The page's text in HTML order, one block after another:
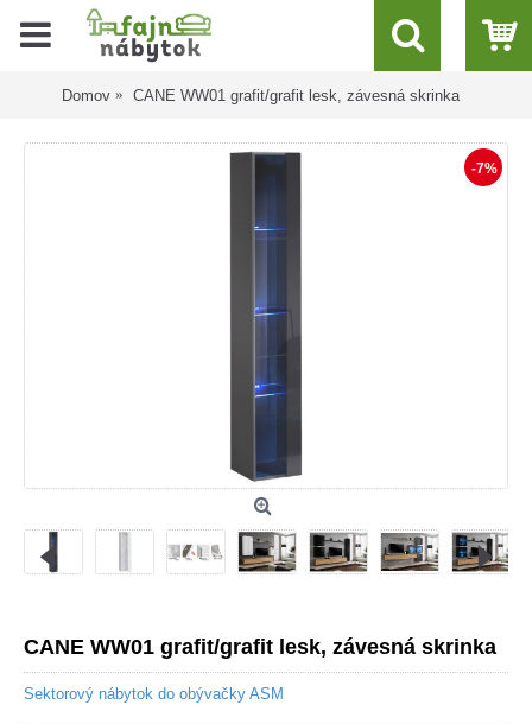
Domov CANE WW01 grafit/grafit lesk, závesná skrinka
-7%
CANE WW01 grafit/grafit lesk, závesná skrinka
Sektorový nábytok do obývačky ASM